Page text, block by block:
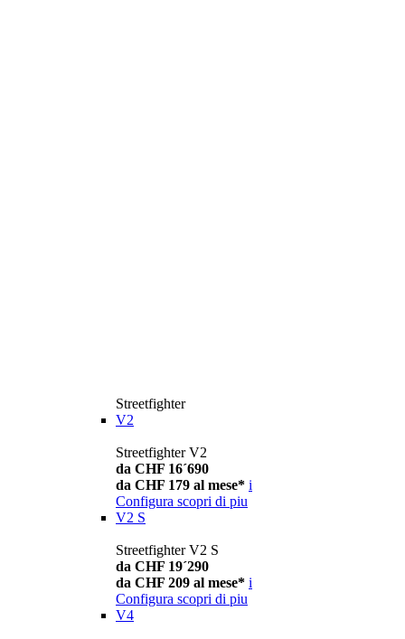
Streetfighter
V2
Streetfighter V2
da CHF 16´690
da CHF 179 al mese* i
Configura scopri di piu
V2 S
Streetfighter V2 S
da CHF 19´290
da CHF 209 al mese* i
Configura scopri di piu
V4